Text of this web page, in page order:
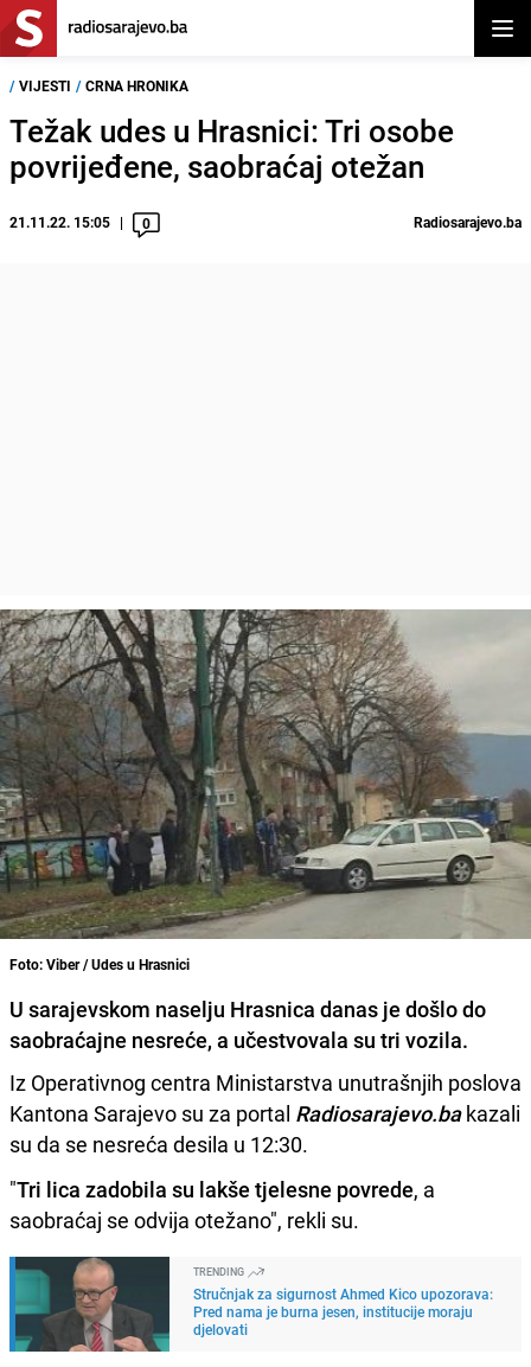
/ VIJESTI / CRNA HRONIKA
Težak udes u Hrasnici: Tri osobe
povrijeđene, saobraćaj otežan
21.11.22. 15:05 0 Radiosarajevo.ba
Foto: Viber / Udes u Hrasnici
U sarajevskom naselju Hrasnica danas je došlo do
saobraćajne nesreće, a učestvovala su tri vozila.
Iz Operativnog centra Ministarstva unutrašnjih poslova
Kantona Sarajevo su za portal Radiosarajevo.bakazali
su da se nesreća desila u 12:30.
"Tri lica zadobila su lakše tjelesne povrede, a
saobraćaj se odvija otežano", rekli su.
TRENDING
Stručnjak za sigurnost Ahmed Kico upozorava:
Pred nama je burna jesen, institucije moraju
djelovati